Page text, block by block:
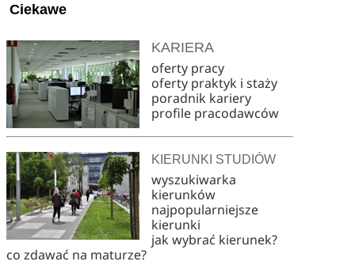
Ciekawe
KARIERA
oferty pracy
oferty praktyk i staży
poradnik kariery
profile pracodawców
KIERUNKI STUDIÓW
wyszukiwarka
kierunków
najpopularniejsze
kierunki
jak wybrać kierunek?
co zdawać na maturze?